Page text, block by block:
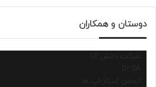
دوستان و همکاران
شرکت دانش آرا
انجمن استارتاپ ها